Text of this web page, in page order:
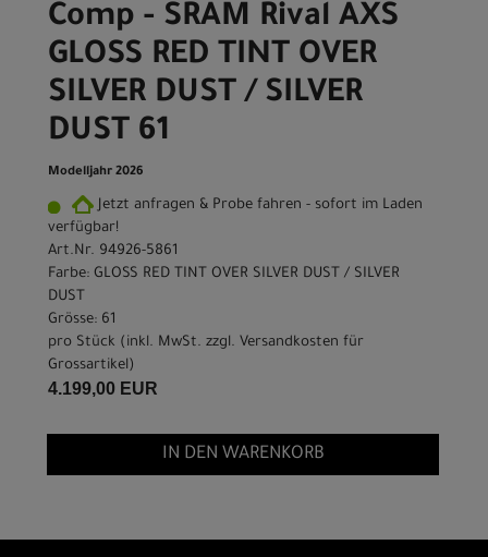
Comp - SRAM Rival AXS
GLOSS RED TINT OVER
SILVER DUST / SILVER
DUST 61
Modelljahr 2026
Jetzt anfragen & Probe fahren - sofort im Laden
verfügbar!
Art.Nr. 94926-5861
Farbe: GLOSS RED TINT OVER SILVER DUST / SILVER
DUST
Grösse: 61
pro Stück (inkl. MwSt. zzgl. Versandkosten für
Grossartikel)
4.199,00 EUR
IN DEN WARENKORB